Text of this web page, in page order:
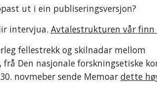
ut i ein publiseringsversjon?
intervjua. Avtalestrukturen vår finn
fellestrekk og skilnadar mellom
Den nasjonale forskningsetiske
novmeber sende Memoar dette